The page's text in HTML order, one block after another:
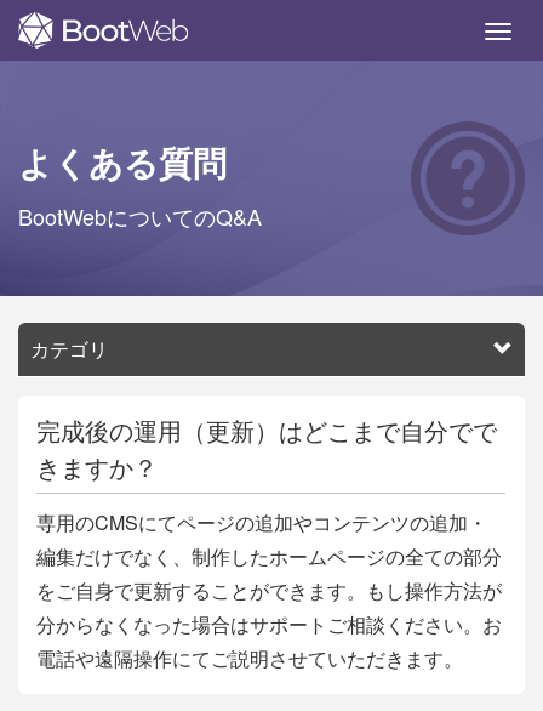
M
e
u
よくある質問
BootWebについてのQ&A
カテゴリ
完成後の運用（更新）はどこまで自分でで
きますか？
専用のCMSにてページの追加やコンテンツの追加・
編集だけでなく、制作したホームページの全ての部分
をご自身で更新することができます。もし操作方法が
分からなくなった場合はサポートご相談ください。お
電話や遠隔操作にてご説明させていただきます。